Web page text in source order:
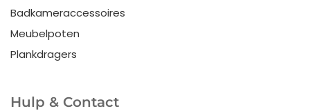
Badkameraccessoires
Meubelpoten
Plankdragers
Hulp & Contact